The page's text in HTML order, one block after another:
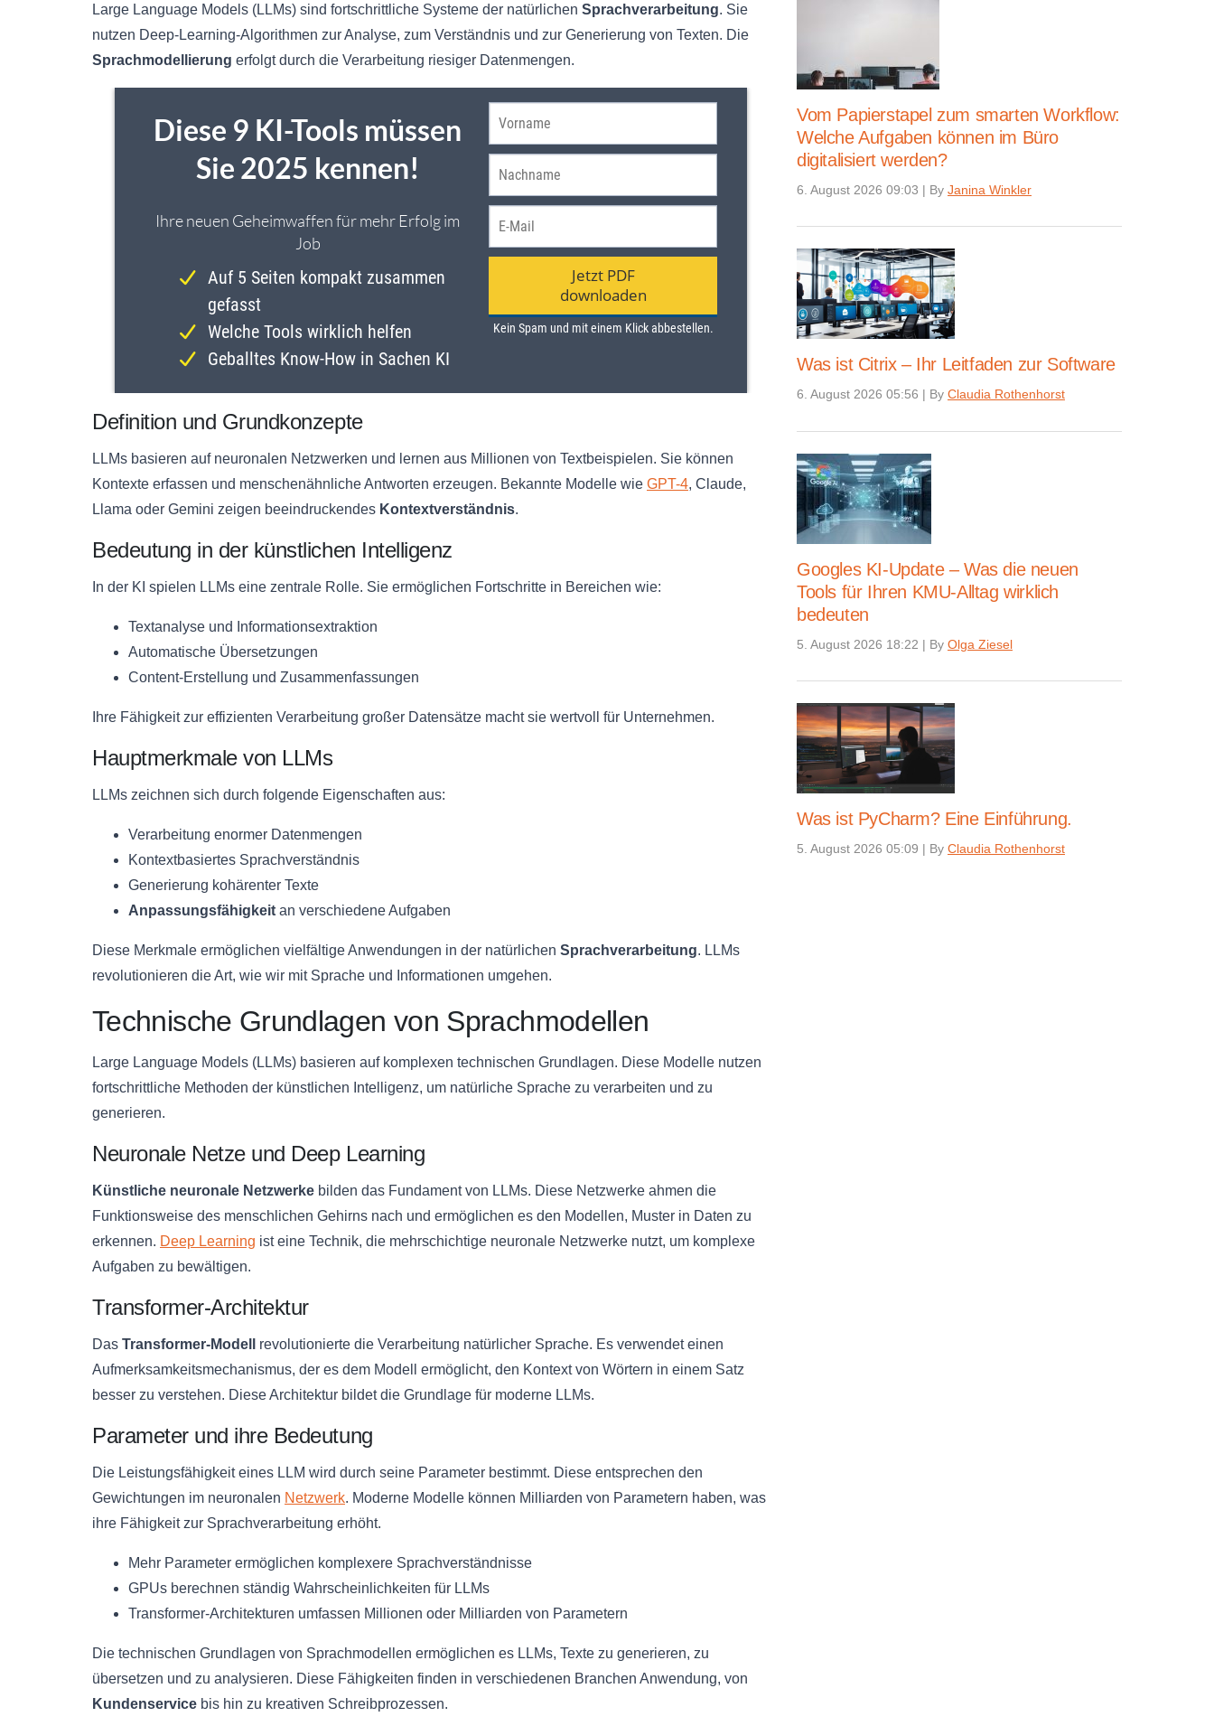
Large Language Models (LLMs) sind fortschrittliche Systeme der natürlichen Sprachverarbeitung. Sie
nutzen Deep-Learning-Algorithmen zur Analyse, zum Verständnis und zur Generierung von Texten. Die
Sprachmodellierung erfolgt durch die Verarbeitung riesiger Datenmengen.
Definition und Grundkonzepte
LLMs basieren auf neuronalen Netzwerken und lernen aus Millionen von Textbeispielen. Sie können
Kontexte erfassen und menschenähnliche Antworten erzeugen. Bekannte Modelle wie GPT-4, Claude,
Llama oder Gemini zeigen beeindruckendes Kontextverständnis.
Bedeutung in der künstlichen Intelligenz
In der KI spielen LLMs eine zentrale Rolle. Sie ermöglichen Fortschritte in Bereichen wie:
Textanalyse und Informationsextraktion
Automatische Übersetzungen
Content-Erstellung und Zusammenfassungen
Ihre Fähigkeit zur effizienten Verarbeitung großer Datensätze macht sie wertvoll für Unternehmen.
Hauptmerkmale von LLMs
LLMs zeichnen sich durch folgende Eigenschaften aus:
Verarbeitung enormer Datenmengen
Kontextbasiertes Sprachverständnis
Generierung kohärenter Texte
Anpassungsfähigkeit an verschiedene Aufgaben
Diese Merkmale ermöglichen vielfältige Anwendungen in der natürlichen Sprachverarbeitung. LLMs
revolutionieren die Art, wie wir mit Sprache und Informationen umgehen.
Technische Grundlagen von Sprachmodellen
Large Language Models (LLMs) basieren auf komplexen technischen Grundlagen. Diese Modelle nutzen
fortschrittliche Methoden der künstlichen Intelligenz, um natürliche Sprache zu verarbeiten und zu
generieren.
Neuronale Netze und Deep Learning
Künstliche neuronale Netzwerke bilden das Fundament von LLMs. Diese Netzwerke ahmen die
Funktionsweise des menschlichen Gehirns nach und ermöglichen es den Modellen, Muster in Daten zu
erkennen. Deep Learning ist eine Technik, die mehrschichtige neuronale Netzwerke nutzt, um komplexe
Aufgaben zu bewältigen.
Transformer-Architektur
Das Transformer-Modell
revolutionierte die Verarbeitung natürlicher Sprache. Es verwendet einen
Aufmerksamkeitsmechanismus, der es dem Modell ermöglicht, den Kontext von Wörtern in einem Satz
besser zu verstehen. Diese Architektur bildet die Grundlage für moderne LLMs.
Parameter und ihre Bedeutung
Die Leistungsfähigkeit eines LLM wird durch seine Parameter bestimmt. Diese entsprechen den
Gewichtungen im neuronalen Netzwerk. Moderne Modelle können Milliarden von Parametern haben, was
ihre Fähigkeit zur Sprachverarbeitung erhöht.
Mehr Parameter ermöglichen komplexere Sprachverständnisse
GPUs berechnen ständig Wahrscheinlichkeiten für LLMs
Transformer-Architekturen umfassen Millionen oder Milliarden von Parametern
Die technischen Grundlagen von Sprachmodellen ermöglichen es LLMs, Texte zu generieren, zu
übersetzen und zu analysieren. Diese Fähigkeiten finden in verschiedenen Branchen Anwendung, von
Kundenservice bis hin zu kreativen Schreibprozessen.
Vom Papierstapel zum smarten Workflow:
Welche Aufgaben können im Büro
digitalisiert werden?
6. August 2026 09:03 | By Janina Winkler
Was ist Citrix – Ihr Leitfaden zur Software
6. August 2026 05:56 | By Claudia Rothenhorst
Googles KI-Update – Was die neuen
Tools für Ihren KMU-Alltag wirklich
bedeuten
5. August 2026 18:22 | By Olga Ziesel
Was ist PyCharm? Eine Einführung.
5. August 2026 05:09 | By Claudia Rothenhorst